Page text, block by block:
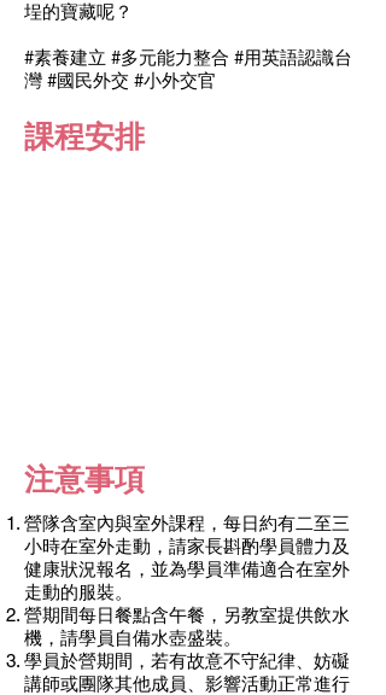
埕的寶藏呢？
#素養建立 #多元能力整合 #用英語認識台
灣 #國民外交 #小外交官
課程安排
注意事項
營隊含室內與室外課程，每日約有二至三
小時在室外走動，請家長斟酌學員體力及
健康狀況報名，並為學員準備適合在室外
走動的服裝。
營期間每日餐點含午餐，另教室提供飲水
機，請學員自備水壺盛裝。
學員於營期間，若有故意不守紀律、妨礙
講師或團隊其他成員、影響活動正常進行